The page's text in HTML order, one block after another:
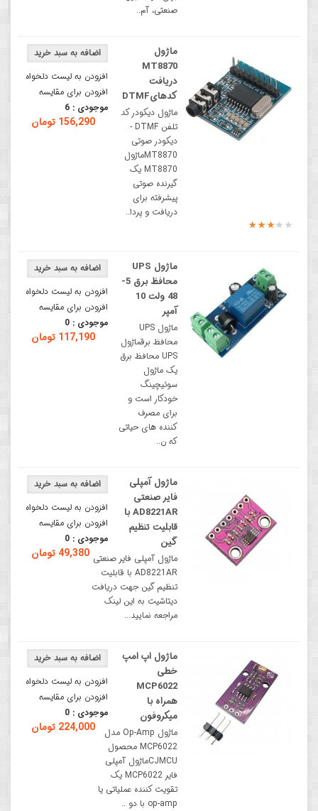
صنعتی، آم..
افزودن به لیست دلخواه
افزودن برای مقایسه
موجودی : 6
156,290 تومان
ماژول
MT8870
دریافت
کدهایDTMF
ماژول دیکودر کد
تلفن DTMF -
دیکودر صوتی
MT8870ماژول
MT8870 یک
گیرنده صوتی
پیشرفته برای
دریافت و پردا..
افزودن به لیست دلخواه
افزودن برای مقایسه
موجودی : 0
117,190 تومان
ماژول UPS
محافظ برق 5-
48 ولت 10
آمپر
ماژول UPS
محافظ برقماژول
UPS محافظ برق
یک ماژول
سوئیچینگ
خودکار است و
برای مصرف
کننده های حیاتی
که ن..
افزودن به لیست دلخواه
افزودن برای مقایسه
موجودی : 0
49,380 تومان
ماژول آمپلی
فایر صنعتی
AD8221AR با
قابلیت تنظیم
گین
ماژول آمپلی فایر صنعتی
AD8221AR با قابلیت
تنظیم گین جهت دریافت
دیتاشیت به این لینک
مراجعه نمایید...
افزودن به لیست دلخواه
افزودن برای مقایسه
موجودی : 0
224,000 تومان
ماژول اپ امپ
خطی
MCP6022
همراه با
میکروفون
ماژول Op-Amp مدل
MCP6022 محصول
CJMCUماژول آمپلی
فایر MCP6022 یک
تقویت کننده عملیاتی یا
op-amp با دو ..